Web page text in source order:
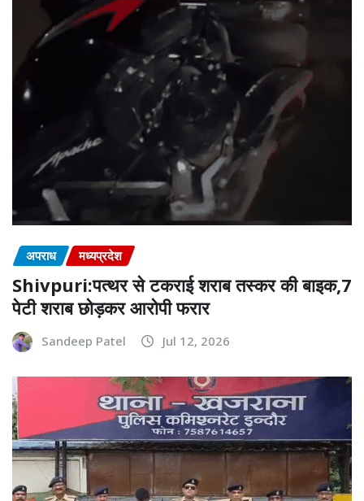
अपराध मध्यप्रदेश
Shivpuri:पत्थर से टकराई शराब तस्कर की बाइक,7
पेटी शराब छोड़कर आरोपी फरार
Sandeep Patel Jul 12, 2026